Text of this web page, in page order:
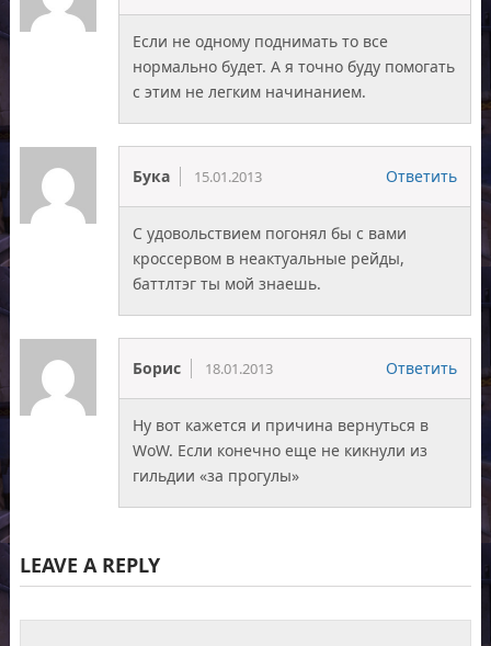
Если не одному поднимать то все
нормально будет. А я точно буду помогать
с этим не легким начинанием.
Бука 15.01.2013 Ответить
С удовольствием погонял бы с вами
кроссервом в неактуальные рейды,
баттлтэг ты мой знаешь.
Борис 18.01.2013 Ответить
Ну вот кажется и причина вернуться в
WoW. Если конечно еще не кикнули из
гильдии «за прогулы»
LEAVE A REPLY